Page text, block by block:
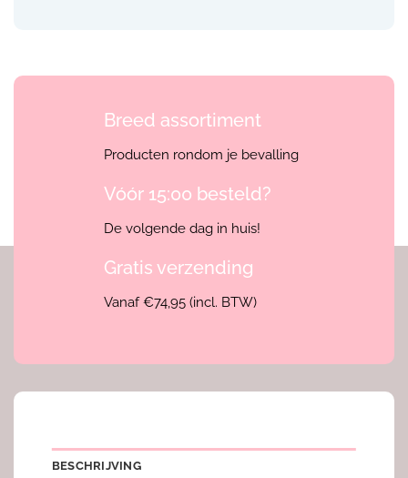
Breed assortiment
Producten rondom je bevalling
Vóór 15:00 besteld?
De volgende dag in huis!
Gratis verzending
Vanaf €74,95 (incl. BTW)
BESCHRIJVING